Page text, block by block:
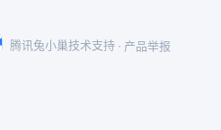
腾讯兔小巢技术支持 · 产品举报